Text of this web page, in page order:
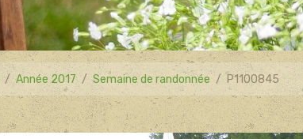
Année 2017 Semaine de randonnée P1100845